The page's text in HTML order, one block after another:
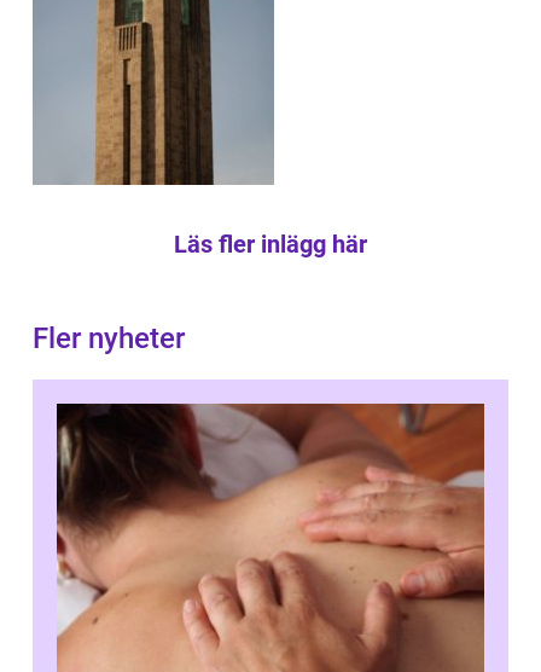
Läs fler inlägg här
Fler nyheter